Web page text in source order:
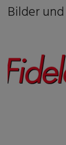
Bilder